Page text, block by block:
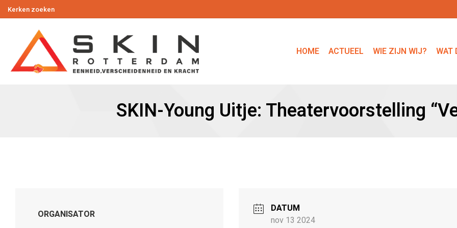
Kerken zoeken
HOME ACTUEEL WIE ZIJN WIJ? WAT
SKIN-Young Uitje: Theatervoorstelling
ORGANISATOR
DATUM
nov 13 2024